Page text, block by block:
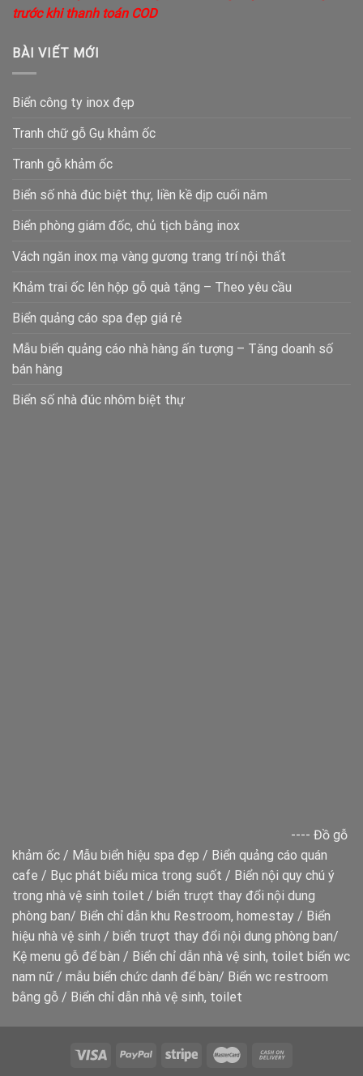
trước khi thanh toán COD
BÀI VIẾT MỚI
Biển công ty inox đẹp
Tranh chữ gỗ Gụ khảm ốc
Tranh gỗ khảm ốc
Biển số nhà đúc biệt thự, liền kề dịp cuối năm
Biển phòng giám đốc, chủ tịch bằng inox
Vách ngăn inox mạ vàng gương trang trí nội thất
Khảm trai ốc lên hộp gỗ quà tặng – Theo yêu cầu
Biển quảng cáo spa đẹp giá rẻ
Mẫu biển quảng cáo nhà hàng ấn tượng – Tăng doanh số
bán hàng
Biển số nhà đúc nhôm biệt thự
---- Đồ gỗ
khảm ốc / Mẫu biển hiệu spa đẹp / Biển quảng cáo quán
cafe / Bục phát biểu mica trong suốt / Biển nội quy chú ý
trong nhà vệ sinh toilet / biển trượt thay đổi nội dung
phòng ban/ Biển chỉ dẫn khu Restroom, homestay / Biển
hiệu nhà vệ sinh / biển trượt thay đổi nội dung phòng ban/
Kệ menu gỗ để bàn / Biển chỉ dẫn nhà vệ sinh, toilet biển wc
nam nữ / mẫu biển chức danh để bàn/ Biển wc restroom
bằng gỗ / Biển chỉ dẫn nhà vệ sinh, toilet